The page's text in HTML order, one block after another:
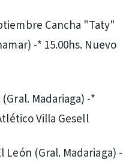
Cancha "Taty"
-* 15.00hs. Nuevo
Madariaga) -*
Villa Gesell
León (Gral. Madariaga) -